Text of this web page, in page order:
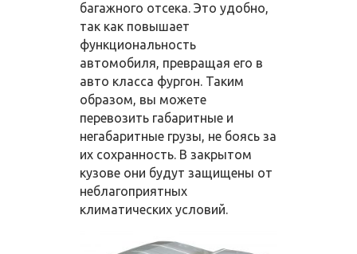
багажного отсека. Это удобно,
так как повышает
функциональность
автомобиля, превращая его в
авто класса фургон. Таким
образом, вы можете
перевозить габаритные и
негабаритные грузы, не боясь за
их сохранность. В закрытом
кузове они будут защищены от
неблагоприятных
климатических условий.